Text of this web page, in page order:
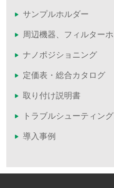
サンプルホルダー
周辺機器、フィルター
ナノポジショニング
定価表・総合カタログ
取り付け説明書
トラブルシューティン
導入事例